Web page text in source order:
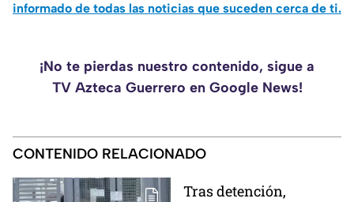
informado de todas las noticias que suceden cerca de ti.
¡No te pierdas nuestro contenido, sigue a
TV Azteca Guerrero en Google News!
CONTENIDO RELACIONADO
Tras detención,